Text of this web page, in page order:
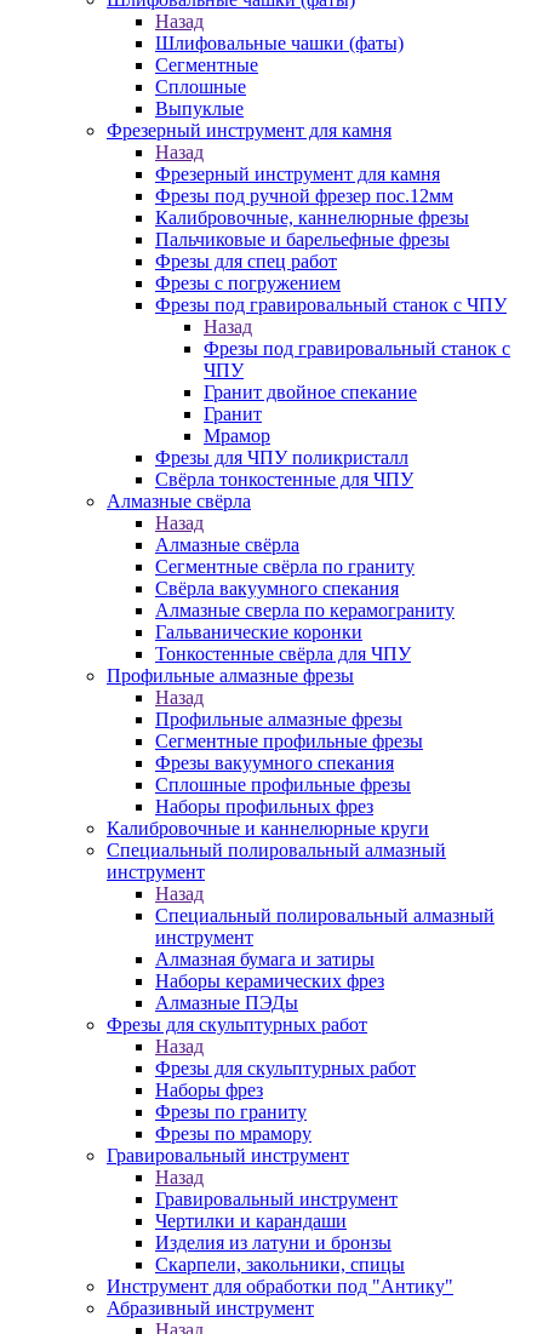
Назад
Шлифовальные чашки (фаты)
Сегментные
Сплошные
Выпуклые
Фрезерный инструмент для камня
Назад
Фрезерный инструмент для камня
Фрезы под ручной фрезер пос.12мм
Калибровочные, каннелюрные фрезы
Пальчиковые и барельефные фрезы
Фрезы для спец работ
Фрезы с погружением
Фрезы под гравировальный станок с ЧПУ
Назад
Фрезы под гравировальный станок с
ЧПУ
Гранит двойное спекание
Гранит
Мрамор
Фрезы для ЧПУ поликристалл
Свёрла тонкостенные для ЧПУ
Алмазные свёрла
Назад
Алмазные свёрла
Сегментные свёрла по граниту
Свёрла вакуумного спекания
Алмазные сверла по керамограниту
Гальванические коронки
Тонкостенные свёрла для ЧПУ
Профильные алмазные фрезы
Назад
Профильные алмазные фрезы
Сегментные профильные фрезы
Фрезы вакуумного спекания
Сплошные профильные фрезы
Наборы профильных фрез
Калибровочные и каннелюрные круги
Специальный полировальный алмазный
инструмент
Назад
Специальный полировальный алмазный
инструмент
Алмазная бумага и затиры
Наборы керамических фрез
Алмазные ПЭДы
Фрезы для скульптурных работ
Назад
Фрезы для скульптурных работ
Наборы фрез
Фрезы по граниту
Фрезы по мрамору
Гравировальный инструмент
Назад
Гравировальный инструмент
Чертилки и карандаши
Изделия из латуни и бронзы
Скарпели, закольники, спицы
Инструмент для обработки под "Антику"
Абразивный инструмент
Назад